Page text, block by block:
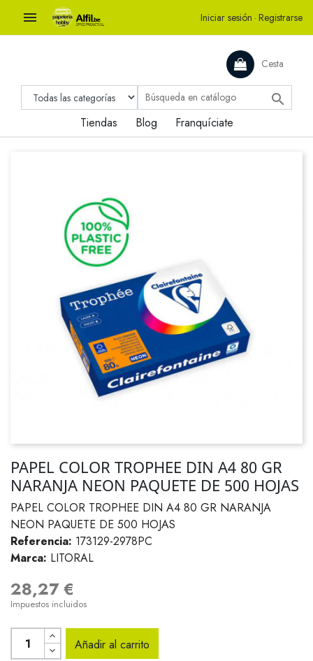
 Iniciar sesión · Registrarse
Cesta

Tiendas Blog Franquíciate
PAPEL COLOR TROPHEE DIN A4 80 GR
NARANJA NEON PAQUETE DE 500 HOJAS
PAPEL COLOR TROPHEE DIN A4 80 GR NARANJA
NEON PAQUETE DE 500 HOJAS
Referencia: 173129-2978PC
Marca: LITORAL
28,27 €
Impuestos incluidos
Añadir al carrito